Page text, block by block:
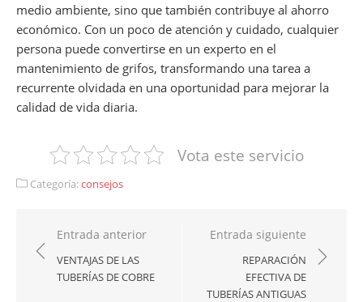
medio ambiente, sino que también contribuye al ahorro
económico. Con un poco de atención y cuidado, cualquier
persona puede convertirse en un experto en el
mantenimiento de grifos, transformando una tarea a
recurrente olvidada en una oportunidad para mejorar la
calidad de vida diaria.
Vota este servicio
Categoría:consejos
Navegación
de
entradas
Entrada anterior
VENTAJAS DE LAS
TUBERÍAS DE COBRE
Entrada siguiente
REPARACIÓN
EFECTIVA DE
TUBERÍAS ANTIGUAS